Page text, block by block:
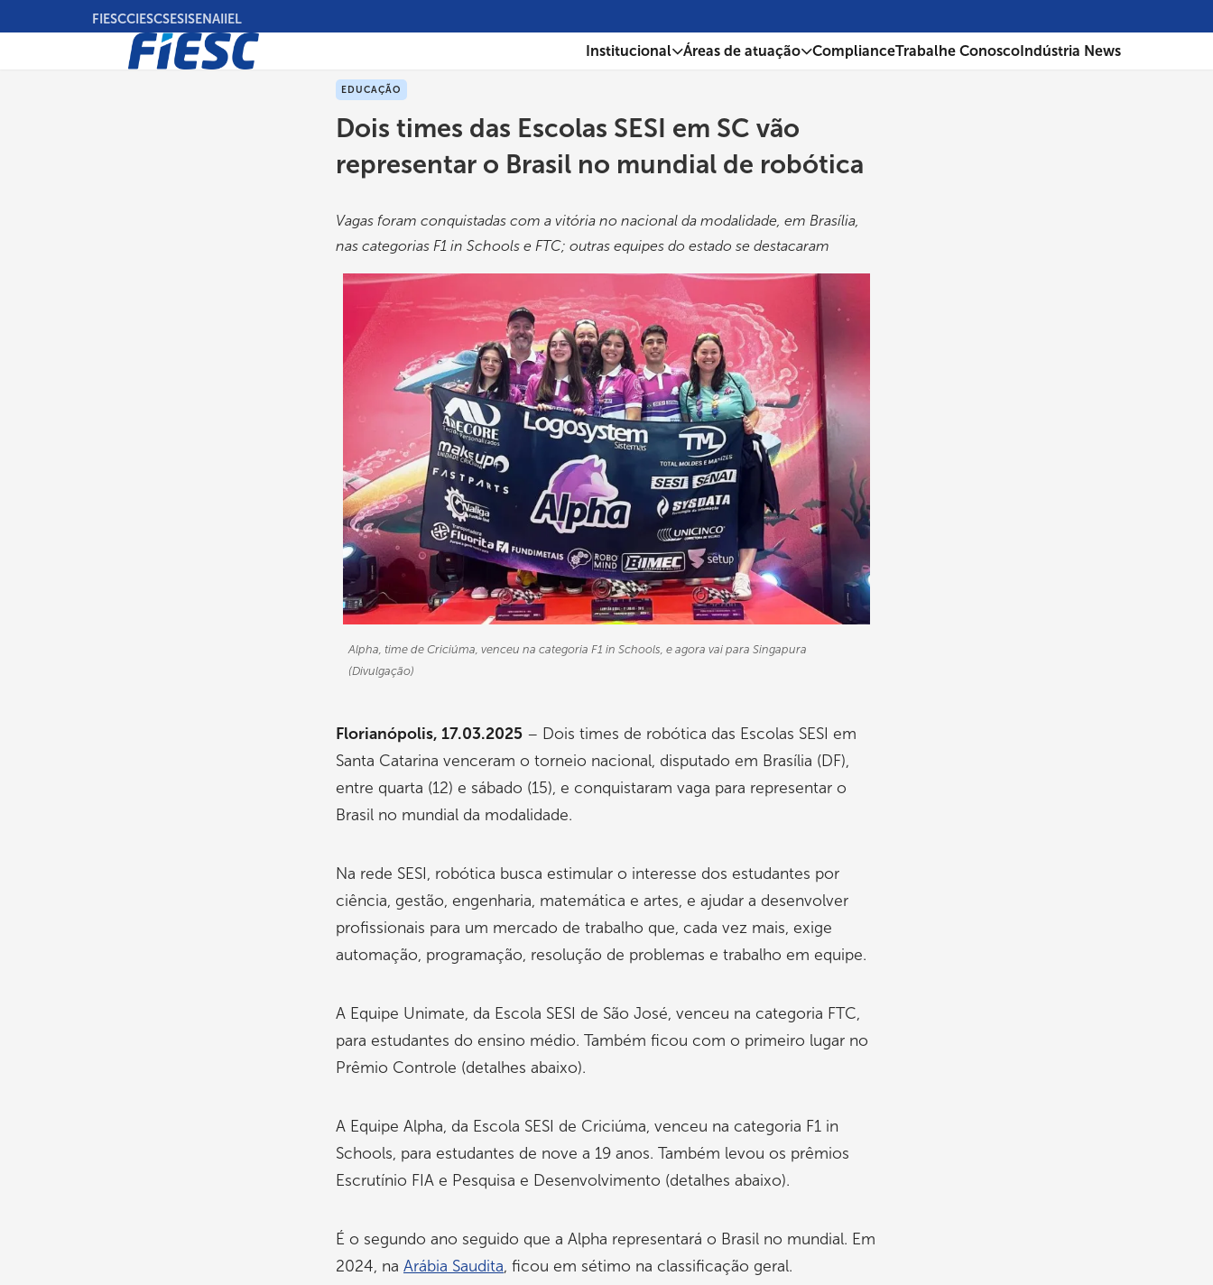
para
FIESCCIESCSESISENAIIEL
Institucional Áreas de atuação ComplianceTrabalhe Conosco Indústria News
EDUCAÇÃO
Dois times das Escolas SESI em SC vão
representar o Brasil no mundial de robótica
Vagas foram conquistadas com a vitória no nacional da modalidade, em Brasília,
nas categorias F1 in Schools e FTC; outras equipes do estado se destacaram
Alpha, time de Criciúma, venceu na categoria F1 in Schools, e agora vai para Singapura
(Divulgação)
Florianópolis, 17.03.2025 – Dois times de robótica das Escolas SESI em
Santa Catarina venceram o torneio nacional, disputado em Brasília (DF),
entre quarta (12) e sábado (15), e conquistaram vaga para representar o
Brasil no mundial da modalidade.
Na rede SESI, robótica busca estimular o interesse dos estudantes por
ciência, gestão, engenharia, matemática e artes, e ajudar a desenvolver
profissionais para um mercado de trabalho que, cada vez mais, exige
automação, programação, resolução de problemas e trabalho em equipe.
A Equipe Unimate, da Escola SESI de São José, venceu na categoria FTC,
para estudantes do ensino médio. Também ficou com o primeiro lugar no
Prêmio Controle (detalhes abaixo).
A Equipe Alpha, da Escola SESI de Criciúma, venceu na categoria F1 in
Schools, para estudantes de nove a 19 anos. Também levou os prêmios
Escrutínio FIA e Pesquisa e Desenvolvimento (detalhes abaixo).
É o segundo ano seguido que a Alpha representará o Brasil no mundial. Em
2024, na Arábia Saudita, ficou em sétimo na classificação geral.